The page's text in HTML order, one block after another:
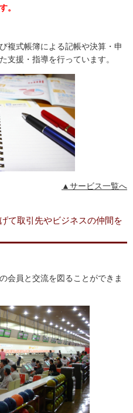
。
複式帳簿による記帳や決算・申
支援・指導を行っています。
▲サービス一覧へ
て取引先やビジネスの仲間を
会員と交流を図ることができま